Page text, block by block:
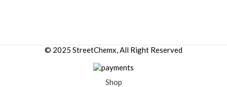
© 2025 StreetChemx, All Right Reserved
Shop